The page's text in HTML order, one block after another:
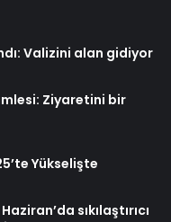
Valizini alan gidiyor
Ziyaretini bir
Yükselişte
sıkılaştırıcı